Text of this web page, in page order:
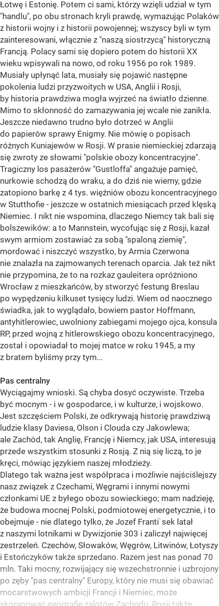
Łotwę i Estonię. Potem ci sami, którzy wzięli udział w tym
"handlu", po obu stronach kryli prawdę, wymazując Polaków
z historii wojny i z historii powojennej; wszyscy byli w tym
zainteresowani, włącznie z "naszą siostrzycą" historyczną
Francją. Polacy sami się dopiero potem do historii XX
wieku wpisywali na nowo, od roku 1956 po rok 1989.
Musiały upłynąć lata, musiały się pojawić następne
pokolenia ludzi przyzwoitych w USA, Anglii i Rosji,
by historia prawdziwa mogła wyjrzeć na światło dzienne.
Mimo to skłonność do zamazywania jej wcale nie zanikła.
Jeszcze niedawno trudno było dotrzeć w Anglii
do papierów sprawy Enigmy. Nie mówię o popisach
różnych Kuniajewów w Rosji. W prasie niemieckiej zdarzają
się zwroty ze słowami "polskie obozy koncentracyjne".
Tragiczny los pasażerów "Gustloffa" angażuje pamięć,
nurkowie schodzą do wraku, a do dziś nie wiemy, gdzie
zatopiono barkę z 4 tys. więźniów obozu koncentracyjnego
w Stutthofie - jeszcze w ostatnich miesiącach przed klęską
Niemiec. I nikt nie wspomina, dlaczego Niemcy tak bali się
bolszewików: a to Mannstein, wycofując się z Rosji, kazał
swym armiom zostawiać za sobą "spaloną ziemię",
mordować i niszczyć wszystko, by Armia Czerwona
nie znalazła na zajmowanych terenach oparcia. Jak też nikt
nie przypomina, że to na rozkaz gauleitera opróżniono
Wrocław z mieszkańców, by stworzyć festung Breslau
po wypędzeniu kilkuset tysięcy ludzi. Wiem od naocznego
świadka, jak to wyglądało, bowiem pastor Hoffmann,
antyhitlerowiec, uwolniony zabiegami mojego ojca, konsula
RP, przed wojną z hitlerowskiego obozu koncentracyjnego,
został i opowiadał to mojej matce w roku 1945, a my
z bratem byliśmy przy tym...
Pas centralny
Wyciągajmy wnioski. Są chyba dosyć oczywiste. Trzeba
być mocnym - i w gospodarce, i w kulturze, i wojskowo.
Jest szczęściem Polski, że odkrywają historię prawdziwą
ludzie klasy Daviesa, Olson i Clouda czy Jakowlewa;
ale Zachód, tak Anglię, Francję i Niemcy, jak USA, interesują
przede wszystkim stosunki z Rosją. Z nią się liczą, to je
kręci, mówiąc językiem naszej młodzieży.
Dlatego tak ważna jest współpraca i możliwie najściślejszy
nasz związek z Czechami, Węgrami i innymi nowymi
członkami UE z byłego obozu sowieckiego; mam nadzieję,
że budowa mocnej Polski, podmiotowej energetycznie, i to
obejmuje - nie dlatego tylko, że Jozef Franti˙sek latał
z naszymi lotnikami w Dywizjonie 303 i zaliczył najwięcej
zestrzeleń. Czechów, Słowaków, Węgrów, Litwinów, Łotyszy
i Estończyków także sprzedano. Razem jest nas ponad 70
mln. Taki mocny, rozwijający się wszechstronnie i uzbrojony
po zęby "pas centralny" Europy, który nie musi się obawiać
mocarstwowych ambicji Francji i Niemiec, może